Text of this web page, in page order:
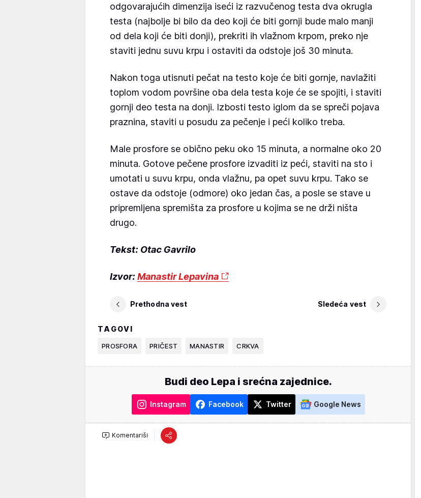
odgovarajućih dimenzija iseći iz razvučenog testa dva okrugla
testa (najbolje bi bilo da deo koji će biti gornji bude malo manji
od dela koji će biti donji), prekriti ih vlažnom krpom, preko nje
staviti jednu suvu krpu i ostaviti da odstoje još 30 minuta.
Nakon toga utisnuti pečat na testo koje će biti gornje, navlažiti
toplom vodom površine oba dela testa koje će se spojiti, i staviti
gornji deo testa na donji. Izbosti testo iglom da se spreči pojava
praznina, staviti u posudu za pečenje i peći koliko treba.
Male prosfore se obično peku oko 15 minuta, a normalne oko 20
minuta. Gotove pečene prosfore izvaditi iz peći, staviti na sto i
umotati u suvu krpu, onda vlažnu, pa opet suvu krpu. Tako se
ostave da odstoje (odmore) oko jedan čas, a posle se stave u
pripremljena spremišta za prosfore u kojima se ne drži ništa
drugo.
Tekst: Otac Gavrilo
Izvor: Manastir Lepavina
Prethodna vest Sledeća vest
TAGOVI
PROSFORA PRIČEST MANASTIR CRKVA
Budi deo Lepa i srećna zajednice.
Instagram Facebook Twitter Google News
Komentariši